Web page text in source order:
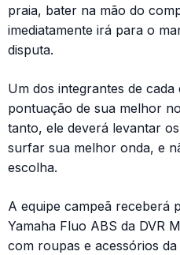
praia, bater na mão do
imediatamente irá para o
disputa.
Um dos integrantes de
pontuação de sua melhor
tanto, ele deverá levantar
surfar sua melhor onda, e
escolha.
A equipe campeã receberá
Yamaha Fluo ABS da DVR
com roupas e acessórios